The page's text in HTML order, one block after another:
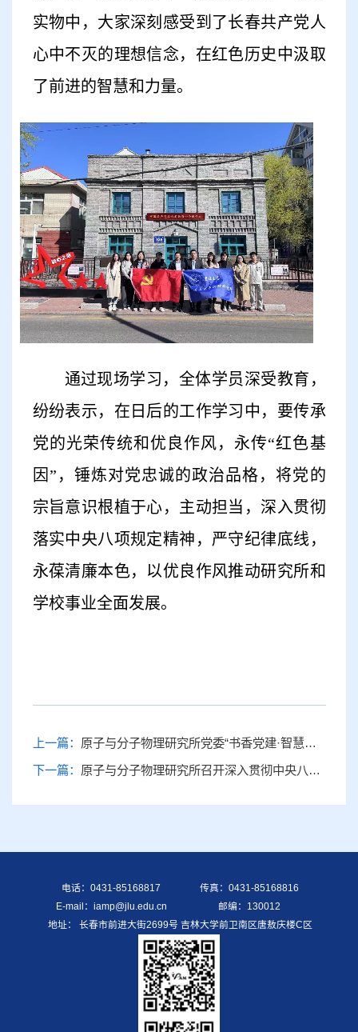
实物中，大家深刻感受到了长春共产党人
心中不灭的理想信念，在红色历史中汲取
了前进的智慧和力量。
通过现场学习，全体学员深受教育，
纷纷表示，在日后的工作学习中，要传承
党的光荣传统和优良作风，永传“红色基
因”，锤炼对党忠诚的政治品格，将党的
宗旨意识根植于心，主动担当，深入贯彻
落实中央八项规定精神，严守纪律底线，
永葆清廉本色，以优良作风推动研究所和
学校事业全面发展。
上一篇： 原子与分子物理研究所党委“书香党建·智慧共享”党员读书分享会 （第五期）
下一篇： 原子与分子物理研究所召开深入贯彻中央八项规定精神学习教育读书班暨理论学习中心组集体学习会议
电话：0431-85168817
传真：0431-85168816
E-mail：iamp@jlu.edu.cn
邮编：130012
地址： 长春市前进大街2699号 吉林大学前卫南区唐敖庆楼C区